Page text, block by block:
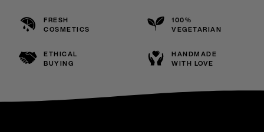
FRESH
COSMETICS
100%
VEGETARIAN
ETHICAL
BUYING
HANDMADE
WITH LOVE